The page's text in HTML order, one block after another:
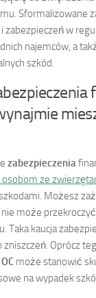
Sformalizowane
zabezpieczeń w
najemców, a
szkód.
zabezpieczenia
ze
Możesz
nie może
Taka kaucja
zniszczeń. Oprócz
może stanowić
na wypadek